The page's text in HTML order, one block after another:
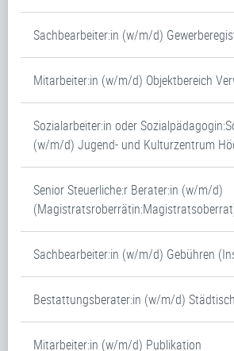
Sachbearbeiter:in (w/m/d)
Mitarbeiter:in (w/m/d) Objektbereich
Sozialarbeiter:in oder
(w/m/d) Jugend- und Kulturzentrum
Senior Steuerliche:r Berater:in (w/m/d)
Sachbearbeiter:in (w/m/d) Gebühren
Bestattungsberater:in (w/m/d)
Mitarbeiter:in (w/m/d) Publikation